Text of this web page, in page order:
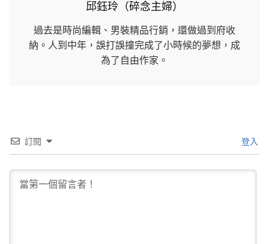
邱鈺玲（碎念主婦）
過去是時尚編輯、男裝精品行銷，還做過到府收
納。人到中年，誤打誤撞完成了小時候的夢想，成
為了自由作家。
訂閱 登入